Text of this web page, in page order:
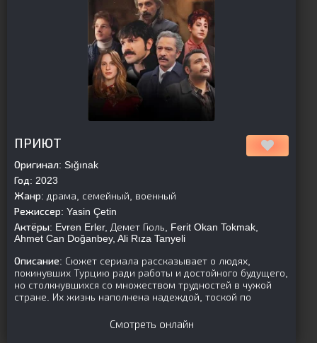
ПРИЮТ
Оригинал: Sığınak
Год: 2023
Жанр: драма, семейный, военный
Режиссер: Yasin Çetin
Актёры: Evren Erler, Демет Гюль, Ferit Okan Tokmak,
Ahmet Can Doğanbey, Ali Rıza Tanyeli
Описание: Сюжет сериала рассказывает о людях,
покинувших Турцию ради работы и достойного будущего,
но столкнувшихся со множеством трудностей в чужой
стране. Их жизнь наполнена надеждой, тоской по
Смотреть онлайн